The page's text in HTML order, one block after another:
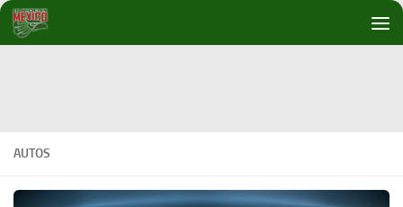
Debajo del contenido
AUTOS